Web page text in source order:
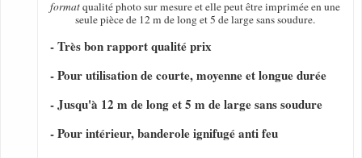
formatqualité photo sur mesure et elle peut être imprimée en une
seule pièce de 12 m de long et 5 de large sans soudure.
- Très bon rapport qualité prix
- Pour utilisation de courte, moyenne et longue durée
- Jusqu'à 12 m de long et 5 m de large sans soudure
- Pour intérieur, banderole ignifugé anti feu